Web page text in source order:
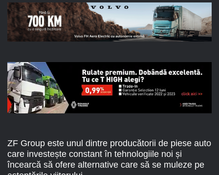
ZF Group este unul dintre producătorii de piese auto
care investește constant în tehnologiile noi și
încearcă să ofere alternative care să se muleze pe